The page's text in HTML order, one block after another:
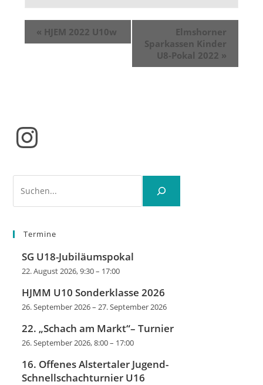
« HJEM 2022 U10w
Elmshorner
Sparkassen Kinder
U8-Pokal 2022 »
Instagram
Termine
SG U18-Jubiläumspokal
22. August 2026, 9:30– 17:00
HJMM U10 Sonderklasse 2026
26. September 2026–27. September 2026
22. „Schach am Markt“– Turnier
26. September 2026, 8:00– 17:00
16. Offenes Alstertaler Jugend-
Schnellschachturnier U16